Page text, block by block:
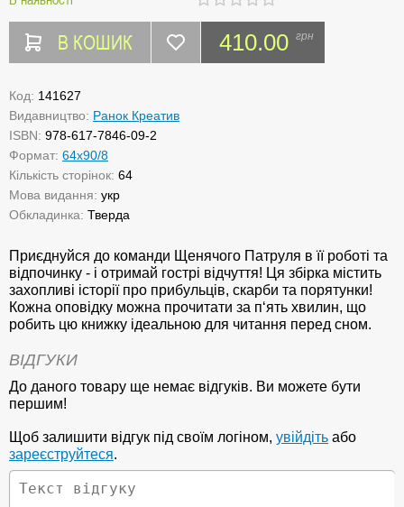
В КОШИК 410.00 грн
Код: 141627
Видавництво: Ранок Креатив
ISBN: 978-617-7846-09-2
Формат: 64х90/8
Кількість сторінок: 64
Мова видання: укр
Обкладинка: Тверда
Приєднуйся до команди Щенячого Патруля в її роботі та
відпочинку - і отримай гострі відчуття! Ця збірка містить
захопливі історії про прибульців, скарби та порятунки!
Кожна оповідку можна прочитати за п‘ять хвилин, що
робить цю книжку ідеальною для читання перед сном.
ВІДГУКИ
До даного товару ще немає відгуків. Ви можете бути
першим!
Щоб залишити відгук під своїм логіном, увійдіть або
зареєструйтеся.